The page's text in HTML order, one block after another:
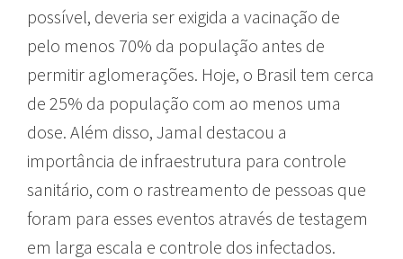
possível, deveria ser exigida a vacinação de
pelo menos 70% da população antes de
permitir aglomerações. Hoje, o Brasil tem cerca
de 25% da população com ao menos uma
dose. Além disso, Jamal destacou a
importância de infraestrutura para controle
sanitário, com o rastreamento de pessoas que
foram para esses eventos através de testagem
em larga escala e controle dos infectados.